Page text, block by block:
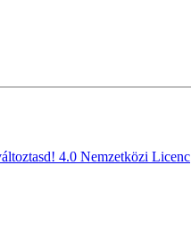
4.0 Nemzetközi Licenc